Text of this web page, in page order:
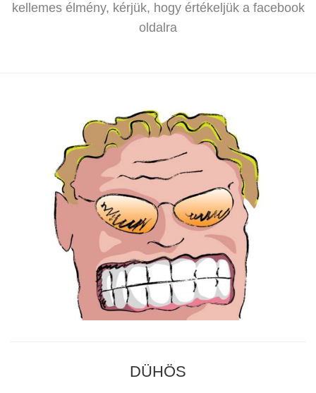
kellemes élmény, kérjük, hogy értékeljük a facebook
oldalra
DÜHÖS